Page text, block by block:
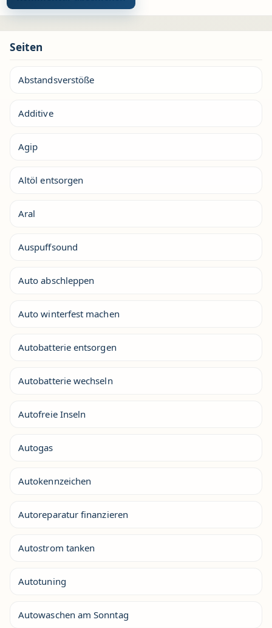
Seiten
Abstandsverstöße
Additive
Agip
Altöl entsorgen
Aral
Auspuffsound
Auto abschleppen
Auto winterfest machen
Autobatterie entsorgen
Autobatterie wechseln
Autofreie Inseln
Autogas
Autokennzeichen
Autoreparatur finanzieren
Autostrom tanken
Autotuning
Autowaschen am Sonntag